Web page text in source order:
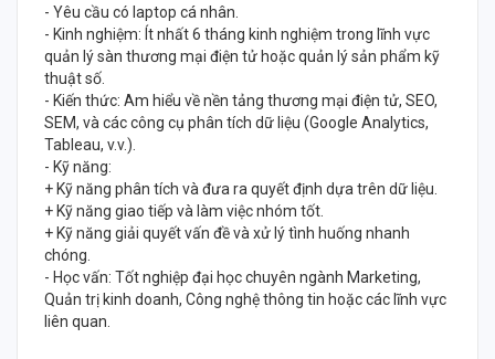
- Yêu cầu có laptop cá nhân.
- Kinh nghiệm: Ít nhất 6 tháng kinh nghiệm trong lĩnh vực
quản lý sàn thương mại điện tử hoặc quản lý sản phẩm kỹ
thuật số.
- Kiến thức: Am hiểu về nền tảng thương mại điện tử, SEO,
SEM, và các công cụ phân tích dữ liệu (Google Analytics,
Tableau, v.v.).
- Kỹ năng:
+ Kỹ năng phân tích và đưa ra quyết định dựa trên dữ liệu.
+ Kỹ năng giao tiếp và làm việc nhóm tốt.
+ Kỹ năng giải quyết vấn đề và xử lý tình huống nhanh
chóng.
- Học vấn: Tốt nghiệp đại học chuyên ngành Marketing,
Quản trị kinh doanh, Công nghệ thông tin hoặc các lĩnh vực
liên quan.